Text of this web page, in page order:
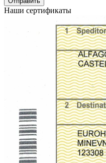
Наши сертификаты